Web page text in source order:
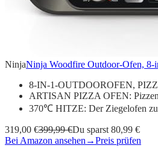
NinjaNinja Woodfire Outdoor-Ofen, 8-
8-IN-1-OUTDOOROFEN,
ARTISAN PIZZA OFEN:
370℃ HITZE: Der Ziegelofen
319,00 €399,99 €Du sparst 80,99 €
Bei Amazon ansehen →Preis prüfen